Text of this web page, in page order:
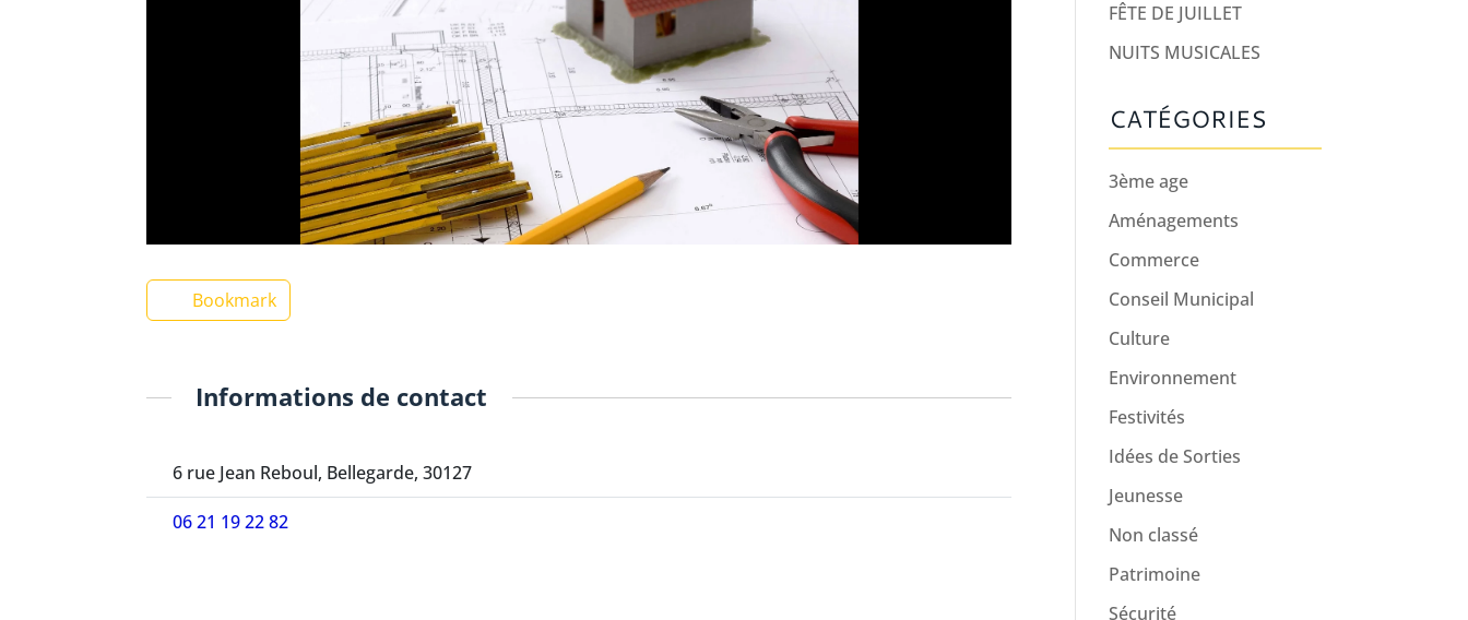
Bookmark
Informations de contact
6 rue Jean Reboul, Bellegarde, 30127
06 21 19 22 82
FÊTE DE JUILLET
NUITS MUSICALES
CATÉGORIES
3ème age
Aménagements
Commerce
Conseil Municipal
Culture
Environnement
Festivités
Idées de Sorties
Jeunesse
Non classé
Patrimoine
Sécurité